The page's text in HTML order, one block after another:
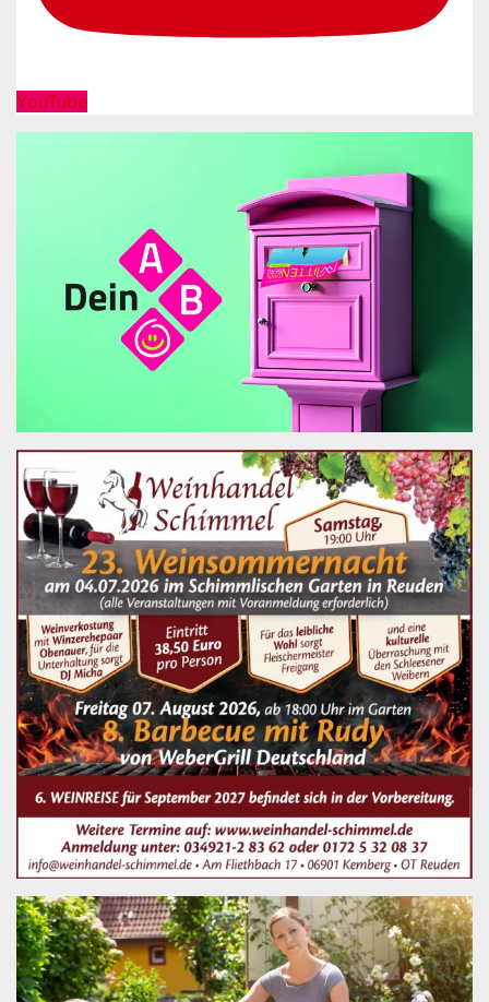
YouTube